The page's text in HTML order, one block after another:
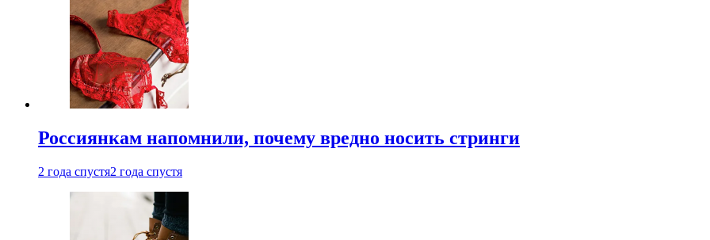
Россиянкам напомнили, почему вредно носить стринги
2 года спустя2 года спустя